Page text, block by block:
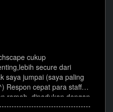
cukup
secure dari
saya jumpai (saya paling
Respon cepat para staff
ramah, dipadukan dengan
membuat Techscape